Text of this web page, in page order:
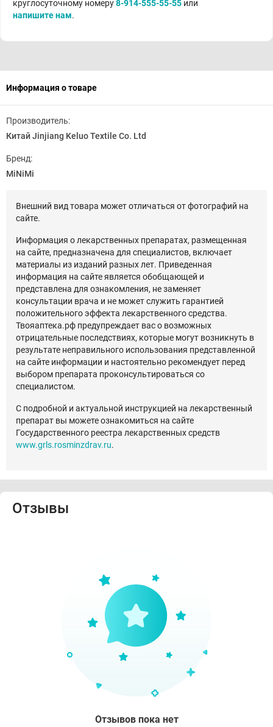
круглосуточному номеру8-914-555-55-55 или
напишите нам.
Информация о товаре
Производитель:
Китай Jinjiang Keluo Textile Co. Ltd
Бренд:
MiNiMi
Внешний вид товара может отличаться от фотографий на
сайте.
Информация о лекарственных препаратах, размещенная
на сайте, предназначена для специалистов, включает
материалы из изданий разных лет. Приведенная
информация на сайте является обобщающей и
представлена для ознакомления, не заменяет
консультации врача и не может служить гарантией
положительного эффекта лекарственного средства.
Твояаптека.рф предупреждает вас о возможных
отрицательные последствиях, которые могут возникнуть в
результате неправильного использования представленной
на сайте информации и настоятельно рекомендует перед
выбором препарата проконсультироваться со
специалистом.
С подробной и актуальной инструкцией на лекарственный
препарат вы можете ознакомиться на сайте
Государственного реестра лекарственных средств
www.grls.rosminzdrav.ru.
Отзывы
Отзывов пока нет